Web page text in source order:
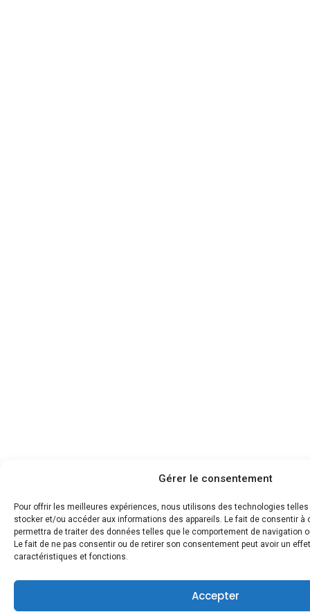
Gérer le consentement
Pour offrir les meilleures expériences, nous utilisons des technologies
stocker et/ou accéder aux informations des appareils. Le fait de consentir à
permettra de traiter des données telles que le comportement de navigation
Le fait de ne pas consentir ou de retirer son consentement peut avoir un
caractéristiques et fonctions.
Accepter